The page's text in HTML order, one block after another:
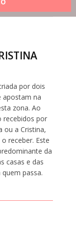
por dois
apostam na
zona. Ao
recebidos por
ou a Cristina,
receber. Este
da
casas e das
passa.